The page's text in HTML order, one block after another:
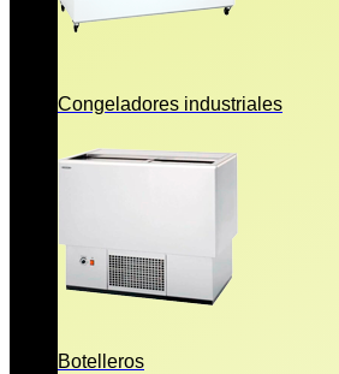
Congeladores industriales
Botelleros